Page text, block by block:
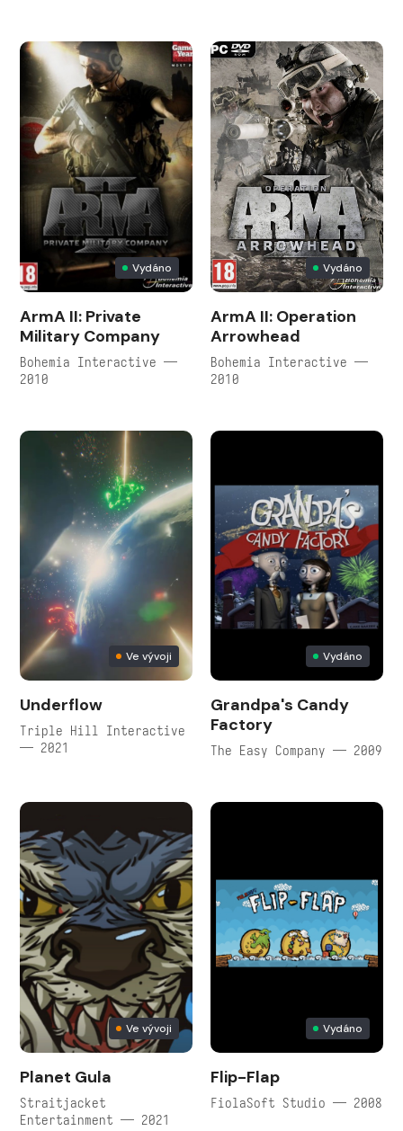
Vydáno
ArmA II: Private
Military Company
Bohemia Interactive —
2010
Vydáno
ArmA II: Operation
Arrowhead
Bohemia Interactive —
2010
Ve vývoji
Underflow
Triple Hill Interactive
— 2021
Vydáno
Grandpa's Candy
Factory
The Easy Company — 2009
Ve vývoji
Planet Gula
Straitjacket
Entertainment — 2021
Vydáno
Flip-Flap
FiolaSoft Studio — 2008